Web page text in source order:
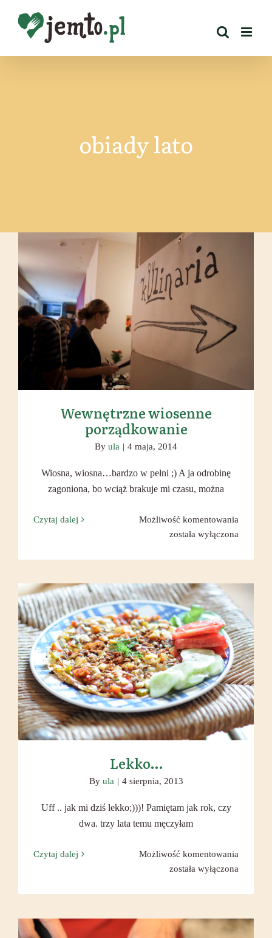
zawartości
obiady lato
Wewnętrzne wiosenne
porządkowanie
Wewnętrzne wiosenne
porządkowanie
By ula | 4 maja, 2014
Wiosna, wiosna…bardzo w pełni ;) A ja odrobinę
zagoniona, bo wciąż brakuje mi czasu, można
Czytaj dalej Możliwość komentowania
została wyłączona
Lekko…
Lekko…
By ula | 4 sierpnia, 2013
Uff .. jak mi dziś lekko;)))! Pamiętam jak rok, czy
dwa. trzy lata temu męczyłam
Czytaj dalej Możliwość komentowania
została wyłączona